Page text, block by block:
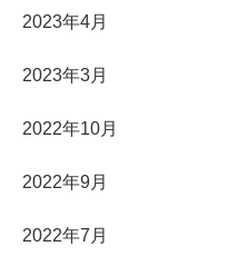
2023年4月
2023年3月
2022年10月
2022年9月
2022年7月